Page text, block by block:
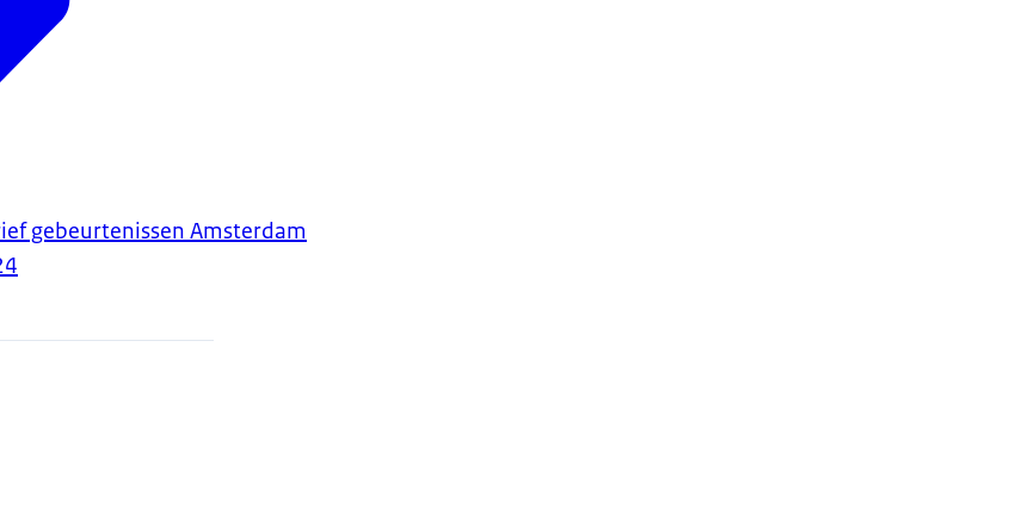
gebeurtenissen Amsterdam